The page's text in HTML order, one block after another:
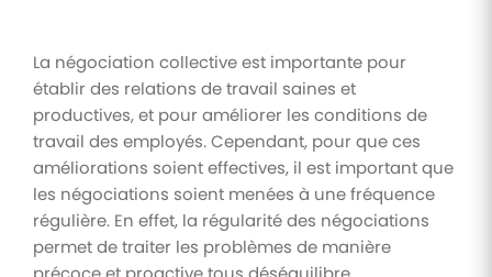
La négociation collective est importante pour
établir des relations de travail saines et
productives, et pour améliorer les conditions de
travail des employés. Cependant, pour que ces
améliorations soient effectives, il est important que
les négociations soient menées à une fréquence
régulière. En effet, la régularité des négociations
permet de traiter les problèmes de manière